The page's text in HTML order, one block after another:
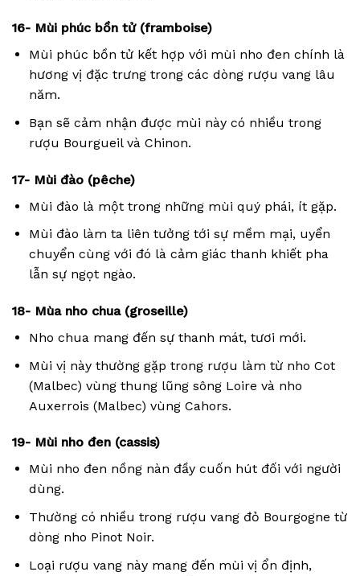
16- Mùi phúc bồn tử (framboise)
Mùi phúc bồn tử kết hợp với mùi nho đen chính là
hương vị đặc trưng trong các dòng rượu vang lâu
năm.
Bạn sẽ cảm nhận được mùi này có nhiều trong
rượu Bourgueil và Chinon.
17- Mùi đào (pêche)
Mùi đào là một trong những mùi quý phái, ít gặp.
Mùi đào làm ta liên tưởng tới sự mềm mại, uyển
chuyển cùng với đó là cảm giác thanh khiết pha
lẫn sự ngọt ngào.
18- Mùa nho chua (groseille)
Nho chua mang đến sự thanh mát, tươi mới.
Mùi vị này thường gặp trong rượu làm từ nho Cot
(Malbec) vùng thung lũng sông Loire và nho
Auxerrois (Malbec) vùng Cahors.
19- Mùi nho đen (cassis)
Mùi nho đen nồng nàn đầy cuốn hút đối với người
dùng.
Thường có nhiều trong rượu vang đỏ Bourgogne từ
dòng nho Pinot Noir.
Loại rượu vang này mang đến mùi vị ổn định,